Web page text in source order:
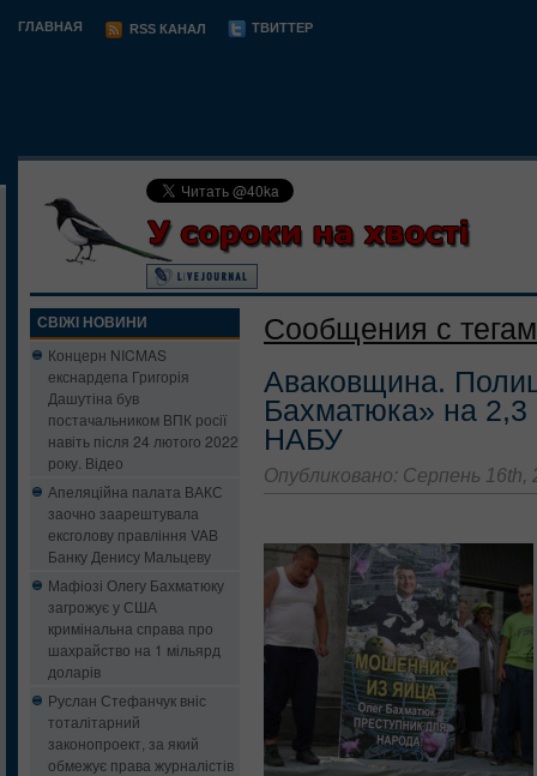
ГЛАВНАЯ RSS КАНАЛ ТВИТТЕР
СВІЖІ НОВИНИ
Концерн NICMAS
екснардепа Григорія
Дашутіна був
постачальником ВПК росії
навіть після 24 лютого 2022
року. Відео
Апеляційна палата ВАКС
заочно заарештувала
ексголову правління VAB
Банку Денису Мальцеву
Мафіозі Олегу Бахматюку
загрожує у США
кримінальна справа про
шахрайство на 1 мільярд
доларів
Руслан Стефанчук вніс
тоталітарний
законопроект, за який
обмежує права журналістів
Сообщения с
Аваковщина.
Бахматюка» на
НАБУ
Опубликовано: Серпень 16th,